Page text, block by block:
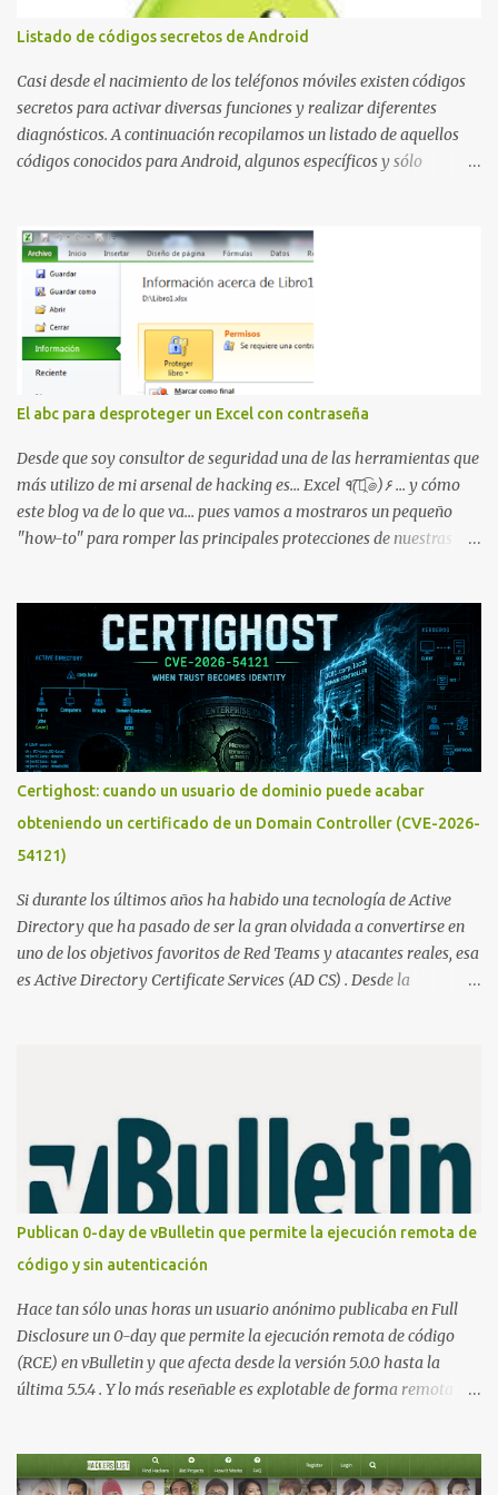
borrando la conversación y el historial de chat con quien
estábamos conversando. Imaginad que ocurre si este mensaje se
envía a un grupo... Fuente: Crash Your Friends' WhatsApp
Remotely with Just a Message
Listado de códigos secretos de Android
Casi desde el nacimiento de los teléfonos móviles existen códigos
secretos para activar diversas funciones y realizar diferentes
diagnósticos. A continuación recopilamos un listado de aquellos
códigos conocidos para Android, algunos específicos y sólo
IMEI del dispositivo *#*#1111#*#* : Información sobre la versión
de software FTA *#*#2222#*#* : Información sobre la v ersión
del hardware FTA *#*#1234#*#* : Información sobre la versión
de software PDA y de firmware *#*#232337#*#* : Muestra la
dirección Bluetooth del smartphone *#*#232338#*#* : Muestra
la dirección MAC del la tarjeta WiFi del dispositivo *#*#2663#*#*
: Visualiza la versión de la pantalla táctil del smartphone
*#*#3264#*#* : Muestra que versión de memoria RAM está
disponible en el smartphone o la tablet *#*#34971539#*#* :
Visualiza la información detallada d...
El abc para desproteger un Excel con contraseña
Desde que soy consultor de seguridad una de las herramientas que
más utilizo de mi arsenal de hacking es... Excel ٩(͡๏̯͡๏)۶ ... y cómo
este blog va de lo que va... pues vamos a mostraros un pequeño
"how-to" para romper las principales protecciones de nuestras
Certighost: cuando un usuario de dominio puede acabar
obteniendo un certificado de un Domain Controller (CVE-2026-
54121)
Si durante los últimos años ha habido una tecnología de Active
Directory que ha pasado de ser la gran olvidada a convertirse en
uno de los objetivos favoritos de Red Teams y atacantes reales, esa
es Active Directory Certificate Services (AD CS) . Desde la
elevación de privilegios que afecta a Microsoft Active Directory
Certificate Services y que, según Microsoft, permite que un usuario
autenticado eleve privilegios a través de la red debido a un
problema de autorización. La vulnerabilidad ha recibido una
puntuación CVSS 8.8 y ya dispone de un Proof of Concept público.
Lo interesante de Certighost no es únicamente la vulnerabilidad,
sino el objetivo final. Mientras muchos ataques contra AD CS
buscan obtener un certificado válido para ...
Publican 0-day de vBulletin que permite la ejecución remota de
código y sin autenticación
Hace tan sólo unas horas un usuario anónimo publicaba en Full
Disclosure un 0-day que permite la ejecución remota de código
(RCE) en vBulletin y que afecta desde la versión 5.0.0 hasta la
última 5.5.4 . Y lo más reseñable es explotable de forma remota y
parámetros en la URL y luego las analiza en el servidor sin las